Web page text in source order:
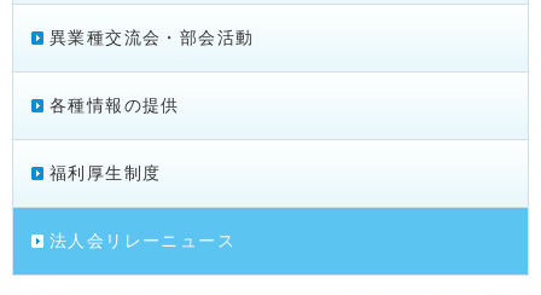
異業種交流会・部会活動
各種情報の提供
福利厚生制度
法人会リレーニュース